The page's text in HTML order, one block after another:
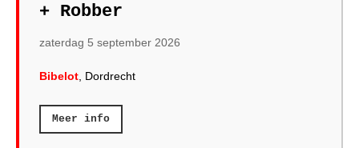
+ Robber
zaterdag 5 september 2026
Bibelot , Dordrecht
Meer info